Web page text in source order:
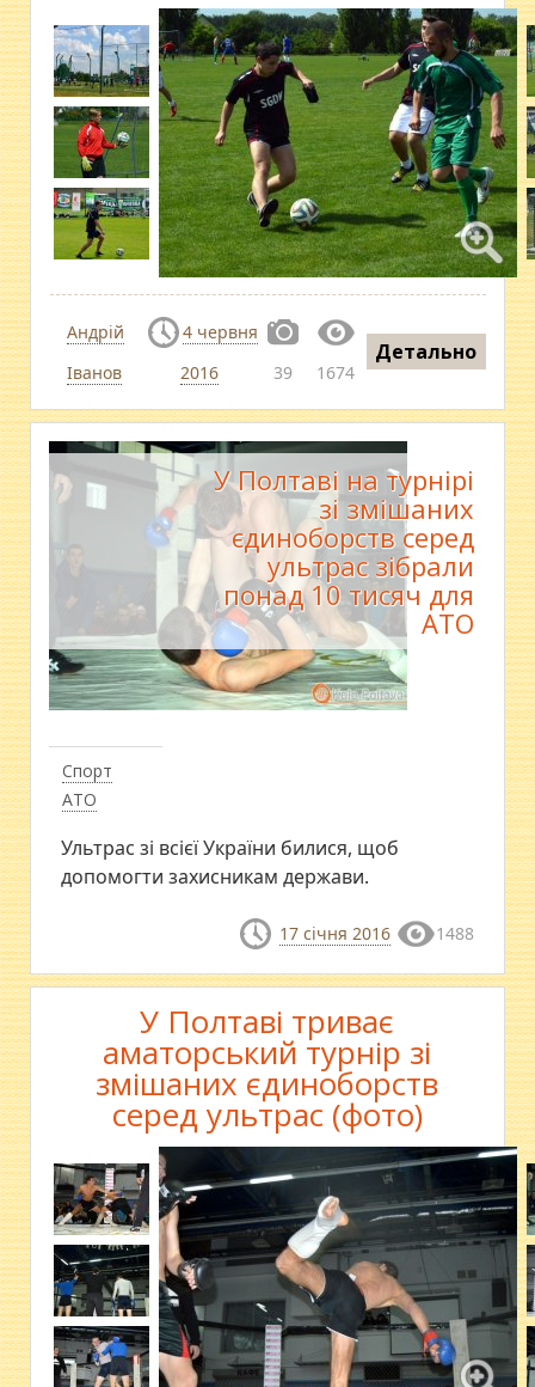
Андрій
Іванов
4 червня
2016
39 1674
Детально
Спорт
АТО
У Полтаві на турнірі
зі змішаних
єдиноборств серед
ультрас зібрали
понад 10 тисяч для
АТО
Ультрас зі всієї України билися, щоб
допомогти захисникам держави.
17 січня 2016 1488
У Полтаві триває
аматорський турнір зі
змішаних єдиноборств
серед ультрас (фото)